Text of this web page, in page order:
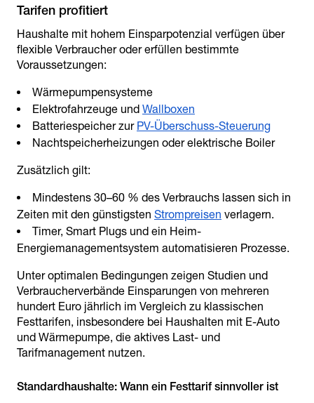
Haushalte mit hohem Einsparpotenzial verfügen über
flexible Verbraucher oder erfüllen bestimmte
Voraussetzungen:
Wärmepumpensysteme
Elektrofahrzeuge und Wallboxen
Batteriespeicher zur PV-Überschuss-Steuerung
Nachtspeicherheizungen oder elektrische Boiler
Zusätzlich gilt:
Mindestens 30–60 % des Verbrauchs lassen sich in
Zeiten mit den günstigsten Strompreisen verlagern.
Timer, Smart Plugs und ein Heim-
Energiemanagementsystem automatisieren Prozesse.
Unter optimalen Bedingungen zeigen Studien und
Verbraucherverbände Einsparungen von mehreren
hundert Euro jährlich im Vergleich zu klassischen
Festtarifen, insbesondere bei Haushalten mit E-Auto
und Wärmepumpe, die aktives Last- und
Tarifmanagement nutzen.